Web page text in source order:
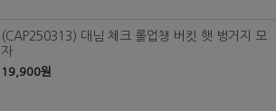
(CAP250313) 대님 체크 롤업챙 버킷 햇 벙거지 모
자
19,900원